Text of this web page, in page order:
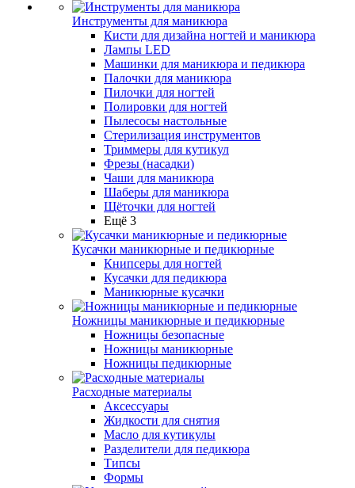
Инструменты для маникюра
Кисти для дизайна ногтей и маникюра
Лампы LED
Машинки для маникюра и педикюра
Палочки для маникюра
Пилочки для ногтей
Полировки для ногтей
Пылесосы настольные
Стерилизация инструментов
Триммеры для кутикул
Фрезы (насадки)
Чаши для маникюра
Шаберы для маникюра
Щёточки для ногтей
Ещё 3
Кусачки маникюрные и педикюрные
Книпсеры для ногтей
Кусачки для педикюра
Маникюрные кусачки
Ножницы маникюрные и педикюрные
Ножницы безопасные
Ножницы маникюрные
Ножницы педикюрные
Расходные материалы
Аксессуары
Жидкости для снятия
Масло для кутикулы
Разделители для педикюра
Типсы
Формы